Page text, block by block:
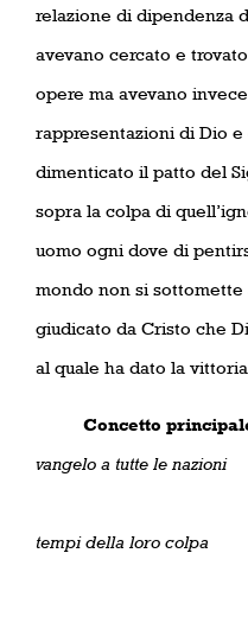
relazione di dipendenza
avevano cercato e
opere ma avevano
rappresentazioni di Dio
dimenticato il patto del
sopra la colpa di
uomo ogni dove di
mondo non si sottomette
giudicato da Cristo che
al quale ha dato la
Concetto
vangelo a tutte le nazioni
essendo
tempi della loro colpa
causata